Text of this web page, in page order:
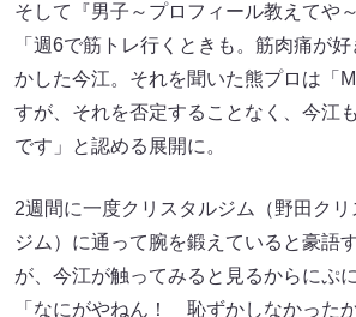
そして『男子～プロフィール教えてや
「週6で筋トレ行くときも。筋肉痛が
かした今江。それを聞いた熊プロは「
すが、それを否定することなく、今江
です」と認める展開に。
2週間に一度クリスタルジム（野田ク
ジム）に通って腕を鍛えていると豪語
が、今江が触ってみると見るからにぷ
「なにがやねん！ 恥ずかしなかった